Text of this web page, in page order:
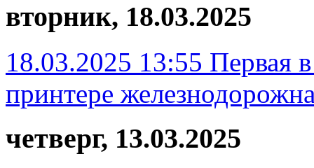
вторник, 18.03.2025
18.03.2025 13:55 Первая
принтере
четверг, 13.03.2025